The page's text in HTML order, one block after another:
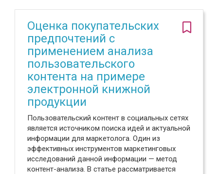
Оценка покупательских
предпочтений с
применением анализа
пользовательского
контента на примере
электронной книжной
продукции
Пользовательский контент в социальных сетях
является источником поиска идей и актуальной
информации для маркетолога. Один из
эффективных инструментов маркетинговых
исследований данной информации — метод
контент-анализа. В статье рассматривается